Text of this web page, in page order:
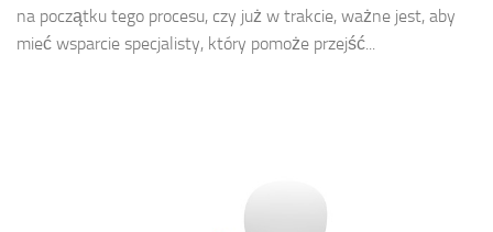
na początku tego procesu, czy już w trakcie, ważne jest, aby
mieć wsparcie specjalisty, który pomoże przejść...